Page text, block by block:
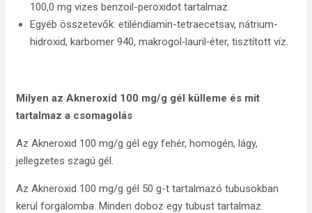
100,0 mg vizes benzoil-peroxidot tartalmaz.
Egyéb összetevők: etiléndiamin-tetraecetsav, nátrium-
hidroxid, karbomer 940, makrogol‑lauril‑éter, tisztított víz.
Milyen az Akneroxid 100 mg/g gél külleme és mit
tartalmaz a csomagolás
Az Akneroxid 100 mg/g gél egy fehér, homogén, lágy,
jellegzetes szagú gél.
Az Akneroxid 100 mg/g gél 50 g-t tartalmazó tubusokban
kerül forgalomba. Minden doboz egy tubust tartalmaz.